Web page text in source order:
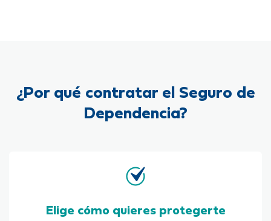
¿Por qué contratar el Seguro de
Dependencia?
Elige cómo quieres protegerte